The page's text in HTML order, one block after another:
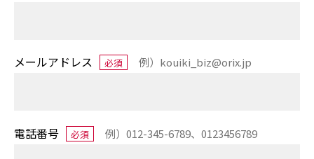
メールアドレス 必須 例）kouiki_biz@orix.jp
電話番号 必須 例）012-345-6789、0123456789